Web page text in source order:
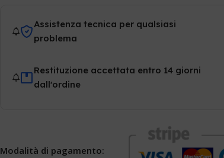
Assistenza tecnica per qualsiasi
problema
Restituzione accettata entro 14 giorni
dall'ordine
Modalità di pagamento: